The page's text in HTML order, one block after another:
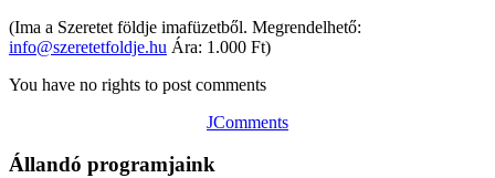
(Ima a Szeretet földje imafüzetből. Megrendelhető:
info@szeretetfoldje.hu Ára: 1.000 Ft)
You have no rights to post comments
JComments
Állandó programjaink